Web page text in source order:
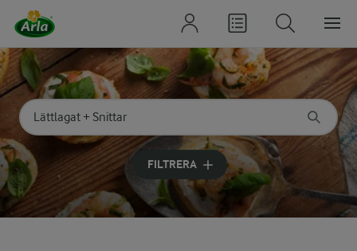
Sök på kategori eller ingrediens
Skriv in sökord för att få förslag
FILTRERA